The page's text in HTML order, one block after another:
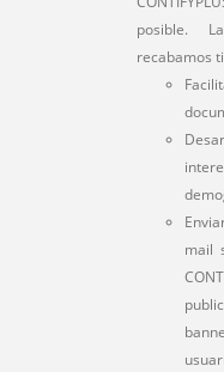
posible.
recabamos
mail